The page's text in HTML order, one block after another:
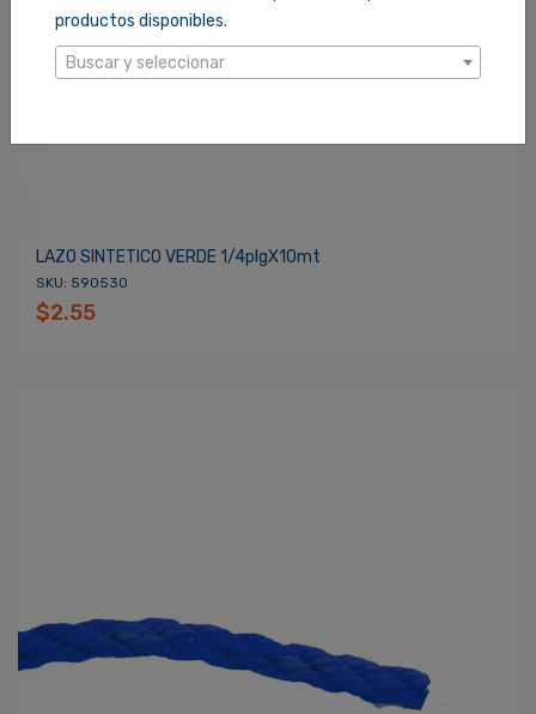
productos disponibles.
Buscar y seleccionar
LAZO SINTETICO VERDE 1/4plgX10mt
SKU: 590530
$2.55